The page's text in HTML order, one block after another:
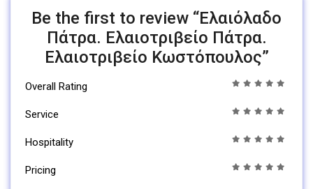
Be the first to review “Ελαιόλαδο
Πάτρα. Ελαιοτριβείο Πάτρα.
Ελαιοτριβείο Kωστόπουλος”
Overall Rating
Service
Hospitality
Pricing